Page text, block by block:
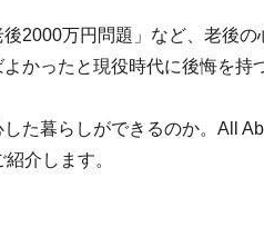
2000万円問題」など、老後の
かったと現役時代に後悔を持
た暮らしができるのか。All
介します。